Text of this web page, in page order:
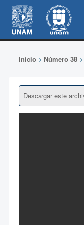
Inicio> Número 38>
Descargar este